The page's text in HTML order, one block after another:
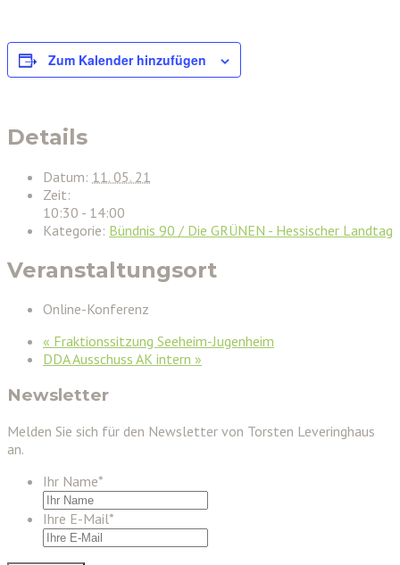
Zum Kalender hinzufügen
Details
Datum: 11. 05. 21
Zeit:
10:30 - 14:00
Kategorie: Bündnis 90 / Die GRÜNEN - Hessischer Landtag
Veranstaltungsort
Online-Konferenz
« Fraktionssitzung Seeheim-Jugenheim
DDA Ausschuss AK intern »
Newsletter
Melden Sie sich für den Newsletter von Torsten Leveringhaus
an.
Ihr Name*
Ihre E-Mail*